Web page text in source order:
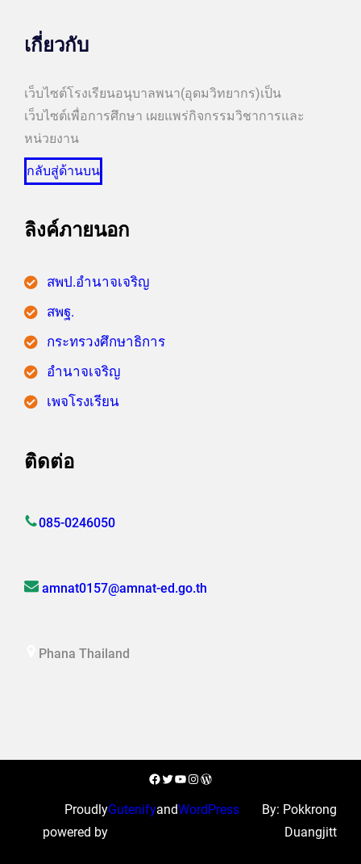
เกี่ยวกับ
เว็บไซต์โรงเรียนอนุบาลพนา(อุดมวิทยากร)เป็น
เว็บไซต์เพื่อการศึกษา เผยแพร่กิจกรรมวิชาการและ
หน่วยงาน
กลับสู่ด้านบน
ลิงค์ภายนอก
สพป.อำนาจเจริญ
สพฐ.
กระทรวงศึกษาธิการ
อำนาจเจริญ
เพจโรงเรียน
ติดต่อ
085-0246050
amnat0157@amnat-ed.go.th
Phana Thailand
Facebook
Twitter
YouTube
Instagram
WordPress
Proudly
powered by
GutenifyandWordPress
By: Pokkrong
Duangjitt